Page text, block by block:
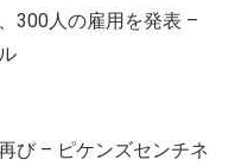
300人の雇用を発表 –
び – ピケンズセンチネ